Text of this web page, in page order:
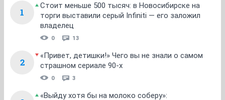
1
Стоит меньше 500 тысяч: в Новосибирске на
торги выставили серый Infiniti — его заложил
владелец
0 13
2
«Привет, детишки!» Чего вы не знали о самом
страшном сериале 90-х
0 3
«Выйду хотя бы на молоко соберу»: